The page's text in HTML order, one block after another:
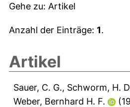
Gehe zu: Artikel
Anzahl der Einträge: 1.
Artikel
Sauer, C. G., Schworm, H.
Weber, Bernhard H. F.